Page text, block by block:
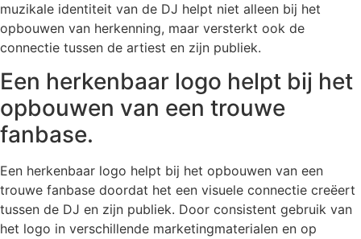
muzikale identiteit van de DJ helpt niet alleen bij het
opbouwen van herkenning, maar versterkt ook de
connectie tussen de artiest en zijn publiek.
Een herkenbaar logo helpt bij het
opbouwen van een trouwe
fanbase.
Een herkenbaar logo helpt bij het opbouwen van een
trouwe fanbase doordat het een visuele connectie creëert
tussen de DJ en zijn publiek. Door consistent gebruik van
het logo in verschillende marketingmaterialen en op